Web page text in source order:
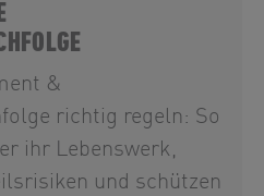
&
richtig regeln: So
ihr Lebenswerk,
und schützen